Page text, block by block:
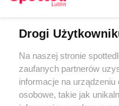
Regulamin
Polityka
RODO
Warunki
Drogi
Na naszej stronie
zaufanych partnerów
informacje na
osobowe, takie jak